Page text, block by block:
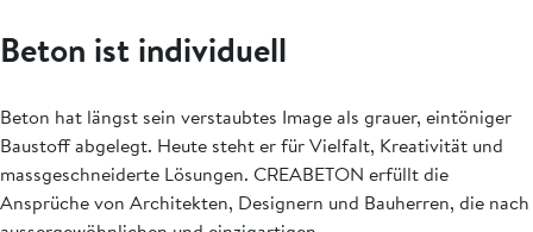
Beton ist individuell
Beton hat längst sein verstaubtes Image als grauer, eintöniger
Baustoff abgelegt. Heute steht er für Vielfalt, Kreativität und
massgeschneiderte Lösungen. CREABETON erfüllt die
Ansprüche von Architekten, Designern und Bauherren, die nach